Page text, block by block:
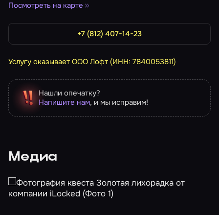
Посмотреть на карте
+7 (812) 407-14-23
Услугу оказывает ООО Лофт (ИНН: 7840053811)
Нашли опечатку?
Напишите нам, и мы исправим!
Медиа